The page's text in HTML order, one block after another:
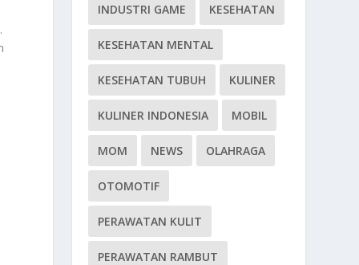
INDUSTRI GAME KESEHATAN
KESEHATAN MENTAL
KESEHATAN TUBUH KULINER
KULINER INDONESIA MOBIL
MOM NEWS OLAHRAGA
OTOMOTIF
PERAWATAN KULIT
PERAWATAN RAMBUT